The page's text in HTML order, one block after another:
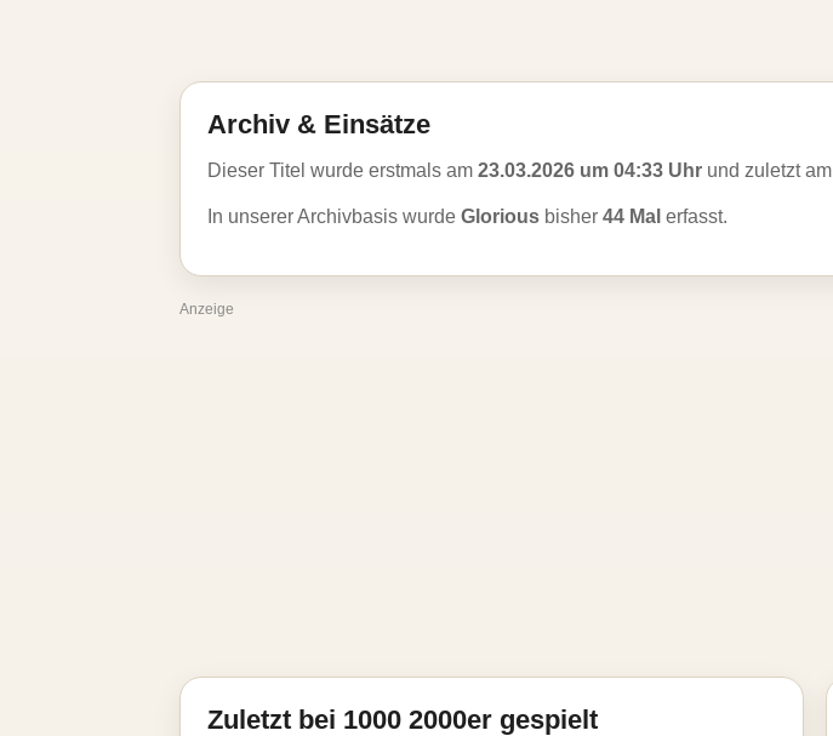
Archiv & Einsätze
Dieser Titel wurde erstmals am 23.03.2026 um 04:33 Uhr und zuletzt am
In unserer Archivbasis wurde Glorious bisher 44 Mal erfasst.
Anzeige
Zuletzt bei 1000 2000er gespielt